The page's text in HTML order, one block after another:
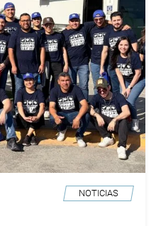
NOTICIAS